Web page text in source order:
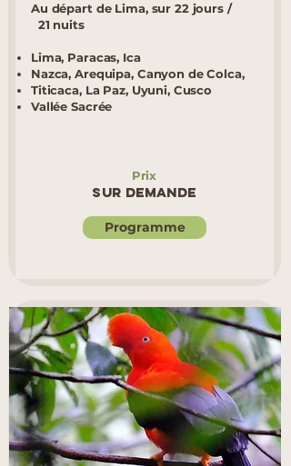
Au départ de Lima, sur 22 jours /
21 nuits
Lima, Paracas, Ica
Nazca, Arequipa, Canyon de Colca,
Titicaca, La Paz, Uyuni, Cusco
Vallée Sacrée
Prix
Sur demande
Programme